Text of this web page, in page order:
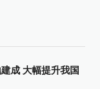
成 大幅提升我国